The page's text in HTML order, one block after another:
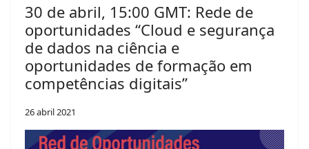
30 de abril, 15:00 GMT: Rede de
oportunidades “Cloud e segurança
de dados na ciência e
oportunidades de formação em
competências digitais”
26 abril 2021